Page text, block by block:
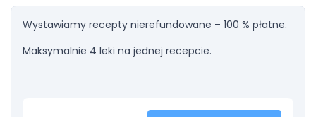
Wystawiamy recepty nierefundowane – 100 % płatne.
Maksymalnie 4 leki na jednej recepcie.